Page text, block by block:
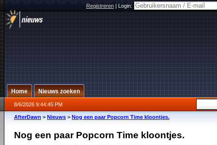
Registreren|Login:
Home Nieuws zoeken
8/6/2026 9:44:45 PM
AfterDawn > Nieuws > Nog een paar Popcorn Time kloontjes.
Nog een paar Popcorn Time kloontjes.